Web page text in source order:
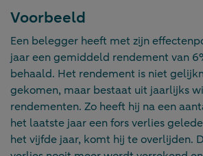
Voorbeeld
Een belegger heeft met zijn
jaar een gemiddeld rendement van
behaald. Het rendement is niet
gekomen, maar bestaat uit jaarlijks
rendementen. Zo heeft hij na een
het laatste jaar een fors verlies
het vijfde jaar, komt hij te overlijden.